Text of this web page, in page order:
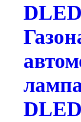
DLED
DLED